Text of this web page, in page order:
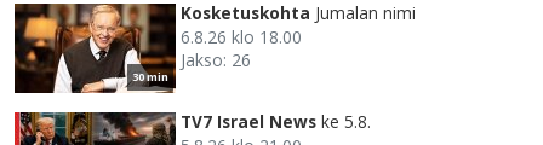
30 min
Kosketuskohta Jumalan nimi
6.8.26 klo 18.00
Jakso: 26
TV7 Israel News ke 5.8.